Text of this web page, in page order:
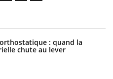
: quand la
chute au lever